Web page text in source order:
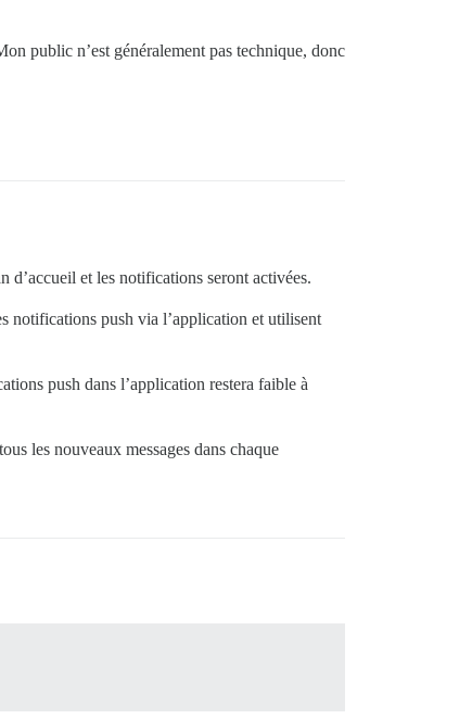
public n’est généralement pas technique, donc
et les notifications seront activées.
notifications push via l’application et utilisent
push dans l’application restera faible à
les nouveaux messages dans chaque